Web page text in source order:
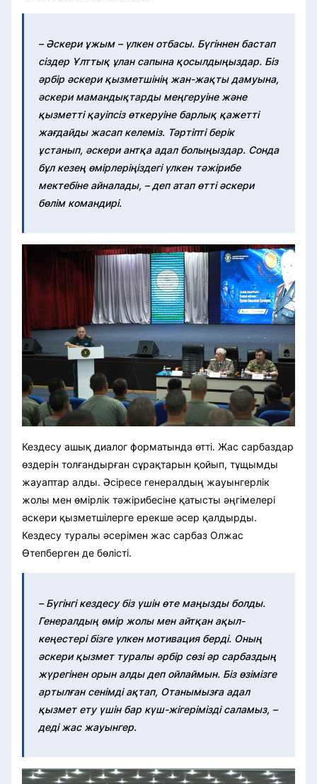
– Әскери ұжым – үлкен отбасы. Бүгіннен бастап
сіздер Ұлттық ұлан сапына қосылдыңыздар. Біз
әрбір әскери қызметшінің жан-жақты дамуына,
әскери мамандықтарды меңгеруіне және
қызметті қауіпсіз өткеруіне барлық қажетті
жағдайды жасап келеміз. Тәртіпті берік
ұстанып, әскери антқа адал болыңыздар. Сонда
бұл кезең өмірлеріңіздегі үлкен тәжірибе
мектебіне айналады, – деп атап өтті әскери
бөлім командирі.
Кездесу ашық диалог форматында өтті. Жас сарбаздар
өздерін толғандырған сұрақтарын қойып, тұщымды
жауаптар алды. Әсіресе генералдың жауынгерлік
жолы мен өмірлік тәжірибесіне қатысты әңгімелері
әскери қызметшілерге ерекше әсер қалдырды.
Кездесу туралы әсерімен жас сарбаз Олжас
Өтепберген де бөлісті.
– Бүгінгі кездесу біз үшін өте маңызды болды.
Генералдың өмір жолы мен айтқан ақыл-
кеңестері бізге үлкен мотивация берді. Оның
әскери қызмет туралы әрбір сөзі әр сарбаздың
жүрегінен орын алды деп ойлаймын. Біз өзімізге
артылған сенімді ақтап, Отанымызға адал
қызмет ету үшін бар күш-жігерімізді саламыз, –
деді жас жауынгер.